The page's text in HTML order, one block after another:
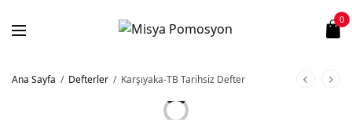
0
Ana Sayfa / Defterler / Karşıyaka-TB Tarihsiz Defter